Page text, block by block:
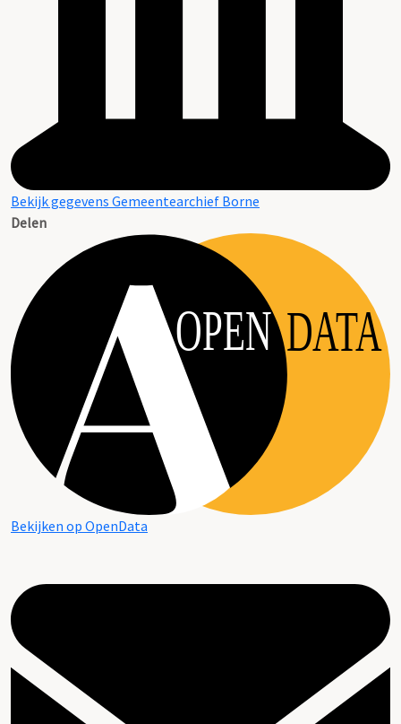
Bekijk gegevens Gemeentearchief Borne
Delen
OPEN DATA
Bekijken op OpenData